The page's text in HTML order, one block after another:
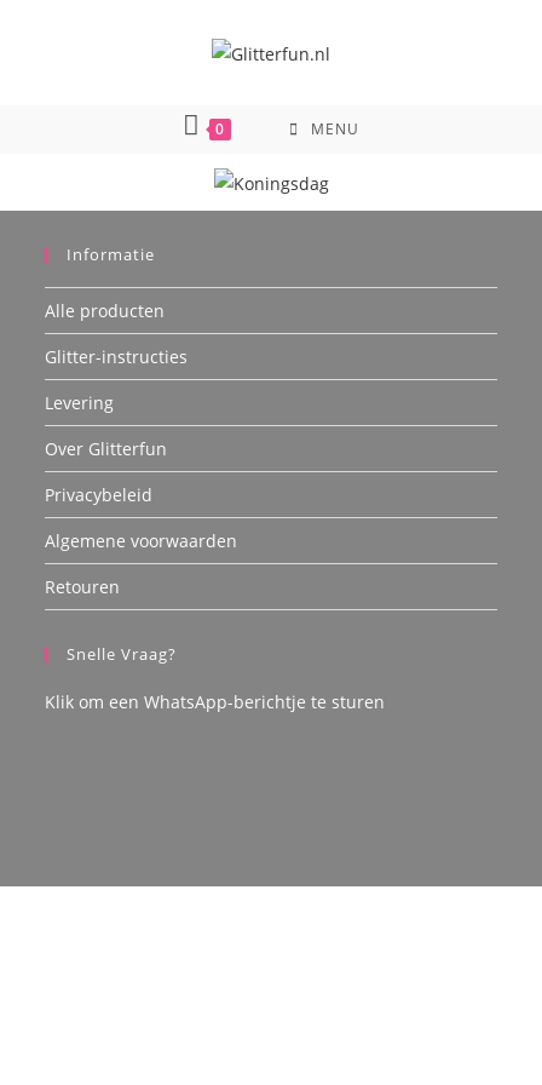
0 MENU
Informatie
Alle producten
Glitter-instructies
Levering
Over Glitterfun
Privacybeleid
Algemene voorwaarden
Retouren
Snelle Vraag?
Klik om een WhatsApp-berichtje te sturen